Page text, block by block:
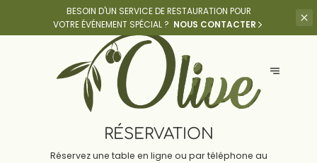
BESOIN D'UN SERVICE DE RESTAURATION POUR
VOTRE ÉVÉNEMENT SPÉCIAL ? NOUS CONTACTER
RÉSERVATION
Réservez une table en ligne ou par téléphone au